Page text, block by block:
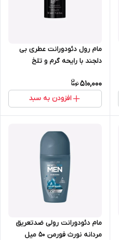
مام رول دئودورانت عطری بی
دلجند با رایحه گرم و تلخ
510,000
افزودن به سبد
مام دئودورانت رولی ضدتعریق
مردانه نورث فورمن 50 میل